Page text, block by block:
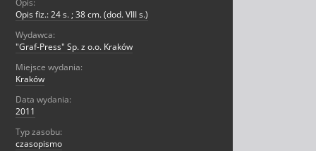
Opis:
Opis fiz.: 24 s. ; 38 cm. (dod. VIII s.)
Wydawca:
"Graf-Press" Sp. z o.o. Kraków
Miejsce wydania:
Kraków
Data wydania:
2011
Typ zasobu:
czasopismo